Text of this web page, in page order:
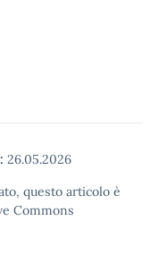
26.05.2026
questo articolo è
Commons